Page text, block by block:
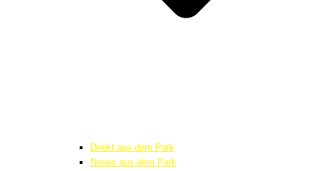
Direkt aus dem Park
Neues aus dem Park